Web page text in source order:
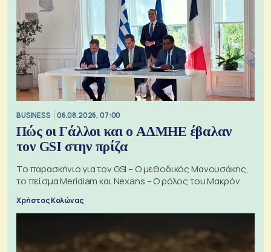
BUSINESS 06.08.2026, 07:00
Πώς οι Γάλλοι και ο ΑΔΜΗΕ έβαλαν
τον GSI στην πρίζα
Το παρασκήνιο για τον GSI – Ο μεθοδικός Μανουσάκης,
το πείσμα Meridiam και Nexans – Ο ρόλος του Μακρόν
Χρήστος Κολώνας